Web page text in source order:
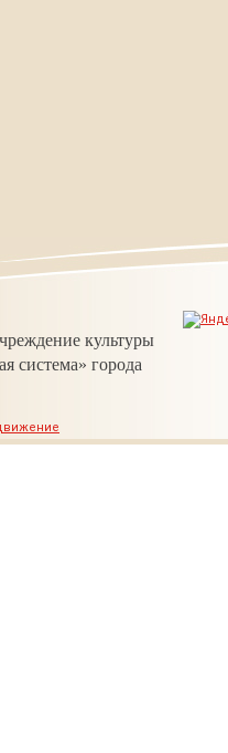
культуры
система» города